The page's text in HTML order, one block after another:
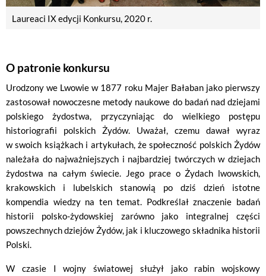
Laureaci IX edycji Konkursu, 2020 r.
O patronie konkursu
Urodzony we Lwowie w 1877 roku Majer Bałaban jako pierwszy
zastosował nowoczesne metody naukowe do badań nad dziejami
polskiego żydostwa, przyczyniając do wielkiego postępu
historiografii polskich Żydów. Uważał, czemu dawał wyraz
w swoich książkach i artykułach, że społeczność polskich Żydów
należała do najważniejszych i najbardziej twórczych w dziejach
żydostwa na całym świecie. Jego prace o Żydach lwowskich,
krakowskich i lubelskich stanowią po dziś dzień istotne
kompendia wiedzy na ten temat. Podkreślał znaczenie badań
historii polsko-żydowskiej zarówno jako integralnej części
powszechnych dziejów Żydów, jak i kluczowego składnika historii
Polski.
W czasie I wojny światowej służył jako rabin wojskowy